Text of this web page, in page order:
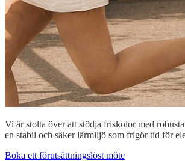
Vi är stolta över att stödja friskolor med
en stabil och säker lärmiljö som frigör tid för
Boka ett förutsättningslöst möte